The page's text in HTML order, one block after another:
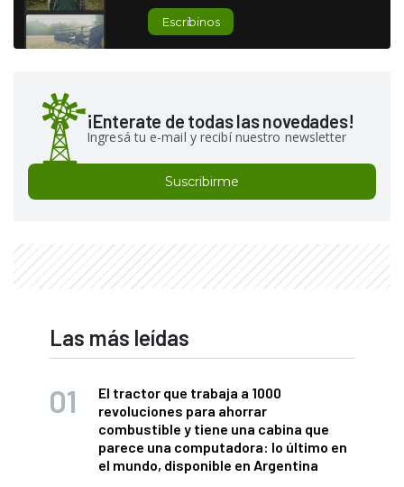
Escribinos
¡Enterate de todas las novedades!
Ingresá tu e-mail y recibí nuestro newsletter
Suscribirme
Las más leídas
El tractor que trabaja a 1000
revoluciones para ahorrar
combustible y tiene una cabina que
parece una computadora: lo último en
el mundo, disponible en Argentina